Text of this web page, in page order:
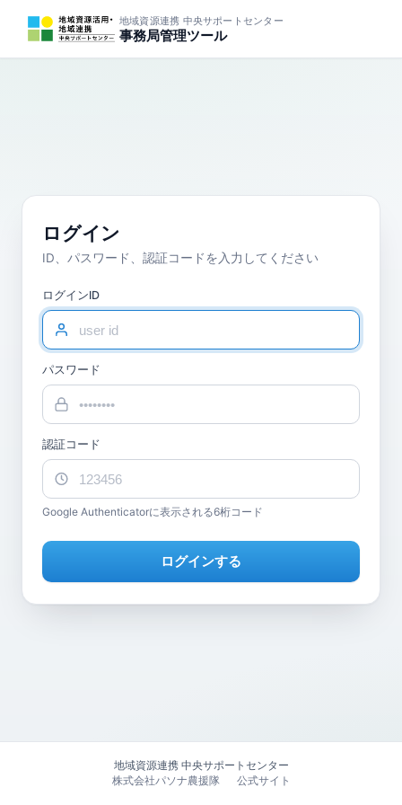
地域資源連携 中央サポートセンター
事務局管理ツール
ログイン
ID、パスワード、認証コードを入力してください
ログインID
パスワード
認証コード
Google Authenticatorに表示される6桁コード
ログインする
地域資源連携 中央サポートセンター
株式会社パソナ農援隊
公式サイト